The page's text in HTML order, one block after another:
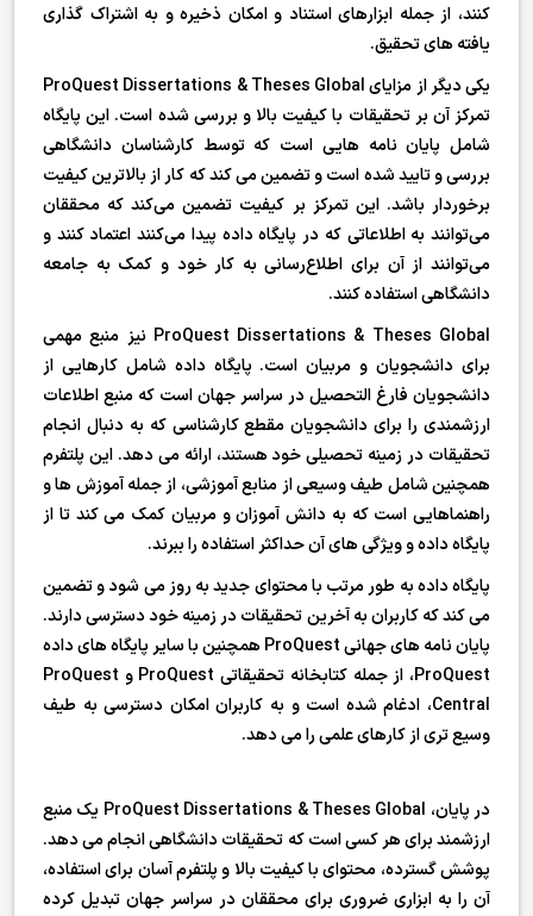
کنند، از جمله ابزارهای استناد و امکان ذخیره و به اشتراک گذاری
یافته های تحقیق.
یکی دیگر از مزایای ProQuest Dissertations & Theses Global
تمرکز آن بر تحقیقات با کیفیت بالا و بررسی شده است. این پایگاه
شامل پایان نامه هایی است که توسط کارشناسان دانشگاهی
بررسی و تایید شده است و تضمین می کند که کار از بالاترین کیفیت
برخوردار باشد. این تمرکز بر کیفیت تضمین می‌کند که محققان
می‌توانند به اطلاعاتی که در پایگاه داده پیدا می‌کنند اعتماد کنند و
می‌توانند از آن برای اطلاع‌رسانی به کار خود و کمک به جامعه
دانشگاهی استفاده کنند.
ProQuest Dissertations & Theses Global نیز منبع مهمی
برای دانشجویان و مربیان است. پایگاه داده شامل کارهایی از
دانشجویان فارغ التحصیل در سراسر جهان است که منبع اطلاعات
ارزشمندی را برای دانشجویان مقطع کارشناسی که به دنبال انجام
تحقیقات در زمینه تحصیلی خود هستند، ارائه می دهد. این پلتفرم
همچنین شامل طیف وسیعی از منابع آموزشی، از جمله آموزش ها و
راهنماهایی است که به دانش آموزان و مربیان کمک می کند تا از
پایگاه داده و ویژگی های آن حداکثر استفاده را ببرند.
پایگاه داده به طور مرتب با محتوای جدید به روز می شود و تضمین
می کند که کاربران به آخرین تحقیقات در زمینه خود دسترسی دارند.
پایان نامه های جهانی ProQuest همچنین با سایر پایگاه های داده
ProQuest، از جمله کتابخانه تحقیقاتی ProQuest و ProQuest
Central، ادغام شده است و به کاربران امکان دسترسی به طیف
وسیع تری از کارهای علمی را می دهد.
در پایان، ProQuest Dissertations & Theses Global یک منبع
ارزشمند برای هر کسی است که تحقیقات دانشگاهی انجام می دهد.
پوشش گسترده، محتوای با کیفیت بالا و پلتفرم آسان برای استفاده،
آن را به ابزاری ضروری برای محققان در سراسر جهان تبدیل کرده